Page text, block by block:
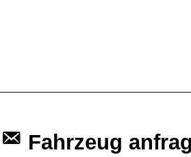
Fahrzeug